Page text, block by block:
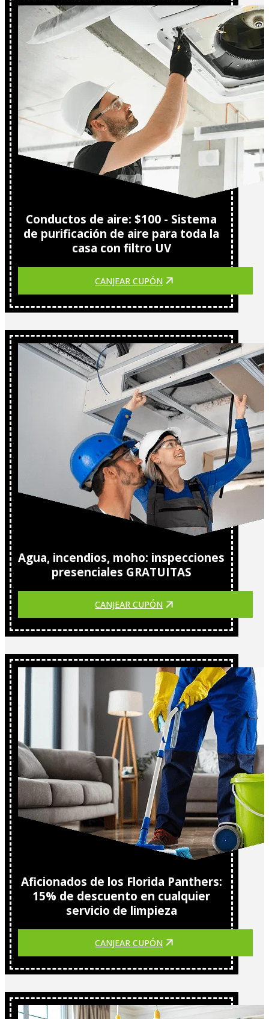
Conductos de aire: $100 - Sistema
de purificación de aire para toda la
casa con filtro UV
CANJEAR CUPÓN
Agua, incendios, moho: inspecciones
presenciales GRATUITAS
CANJEAR CUPÓN
Aficionados de los Florida Panthers:
15% de descuento en cualquier
servicio de limpieza
CANJEAR CUPÓN